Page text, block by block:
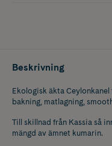
Beskrivning
Ekologisk äkta
bakning, matlagning,
Till skillnad från Kassia så
mängd av ämnet kumarin.